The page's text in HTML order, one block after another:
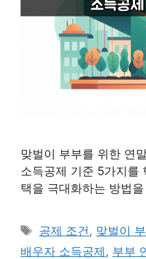
맞벌이 부부를 위한 연
소득공제 기준 5가지를
택을 극대화하는 방법
태
그
공제 조건 , 맞벌이
배우자 소득공제 , 부부